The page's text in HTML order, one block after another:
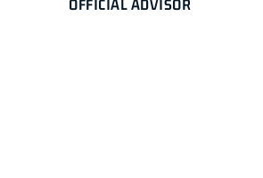
OFFICIAL ADVISOR